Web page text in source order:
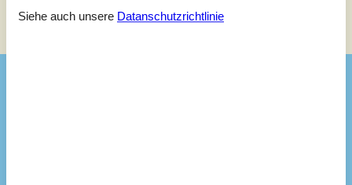
Siehe auch unsere Datanschutzrichtlinie